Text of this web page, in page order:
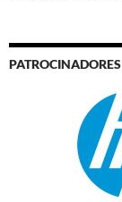
PATROCINADORES